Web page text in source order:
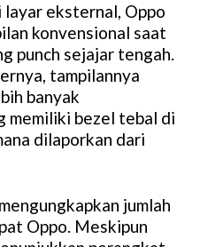
eksternal, Oppo
konvensional saat
punch sejajar tengah.
tampilannya
banyak
memiliki bezel tebal di
dilaporkan dari
jumlah
Oppo. Meskipun